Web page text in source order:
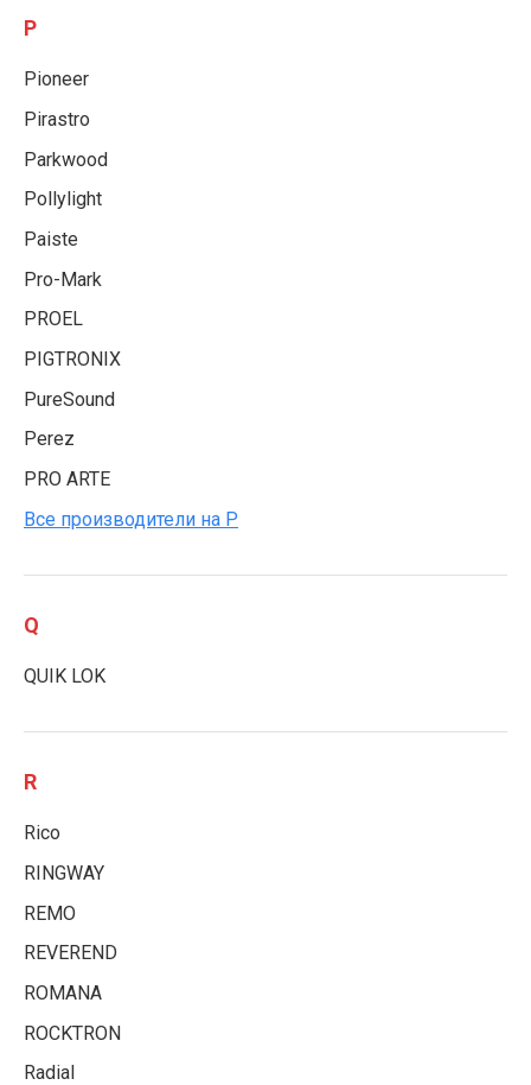
P
Pioneer
Pirastro
Parkwood
Pollylight
Paiste
Pro-Mark
PROEL
PIGTRONIX
PureSound
Perez
PRO ARTE
Все производители на P
Q
QUIK LOK
R
Rico
RINGWAY
REMO
REVEREND
ROMANA
ROCKTRON
Radial